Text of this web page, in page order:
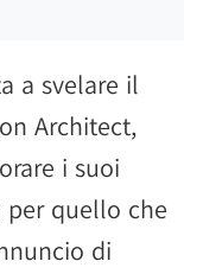
a svelare il
Architect,
i suoi
per quello che
di